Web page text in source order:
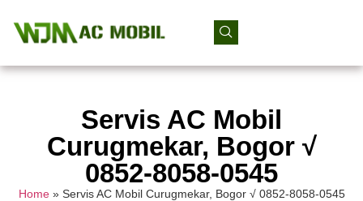
Servis AC Mobil
Curugmekar, Bogor √
0852-8058-0545
Home» Servis AC Mobil Curugmekar, Bogor √ 0852-8058-0545